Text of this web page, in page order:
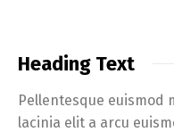
Heading Text
Pellentesque euismod
lacinia elit a arcu